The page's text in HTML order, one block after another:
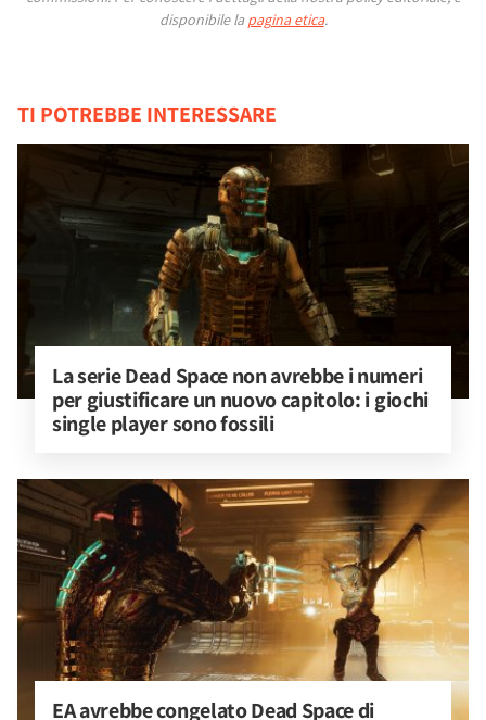
disponibile la pagina etica.
TI POTREBBE INTERESSARE
La serie Dead Space non avrebbe i numeri
per giustificare un nuovo capitolo: i giochi
single player sono fossili
EA avrebbe congelato Dead Space di